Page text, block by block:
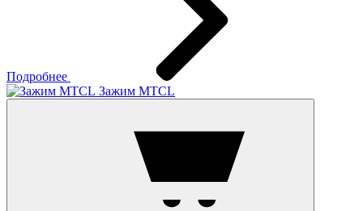
Подробнее
Зажим MTCL